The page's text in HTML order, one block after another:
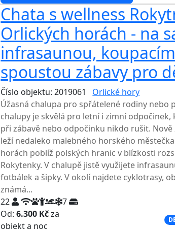
Chata s wellness
Orlických horách - na
infrasaunou,
spoustou zábavy pro
Číslo objektu: 2019061 Orlické hory
Úžasná chalupa pro spřátelené rodiny nebo
chalupy je skvělá pro letní i zimní odpočinek,
při zábavě nebo odpočinku nikdo rušit.
leží nedaleko malebného horského
horách poblíž polských hranic v blízkosti
Rokytenky. V chalupě jistě využijete
fotbálek a šipky. V okolí najdete cyklotrasy,
známá...
22
7
Od:6.300 Kčza
objekt a noc